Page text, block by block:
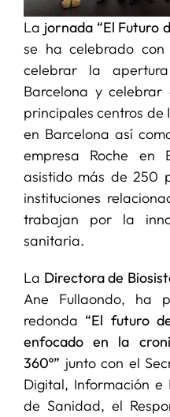
La jornada “El Futuro
se ha celebrado
celebrar la
Barcelona y
principales centros de
en Barcelona así
empresa Roche en
asistido más de 250
instituciones
trabajan por la
sanitaria.
La Directora de
Ane Fullaondo, ha
redonda “El futuro
enfocado en la
360º” junto con el
Digital, Información e
de Sanidad, el